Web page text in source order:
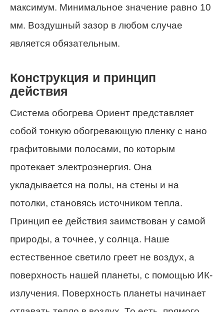
максимум. Минимальное значение равно 10
мм. Воздушный зазор в любом случае
является обязательным.
Конструкция и принцип
действия
Система обогрева Ориент представляет
собой тонкую обогревающую пленку с нано
графитовыми полосами, по которым
протекает электроэнергия. Она
укладывается на полы, на стены и на
потолки, становясь источником тепла.
Принцип ее действия заимствован у самой
природы, а точнее, у солнца. Наше
естественное светило греет не воздух, а
поверхность нашей планеты, с помощью ИК-
излучения. Поверхность планеты начинает